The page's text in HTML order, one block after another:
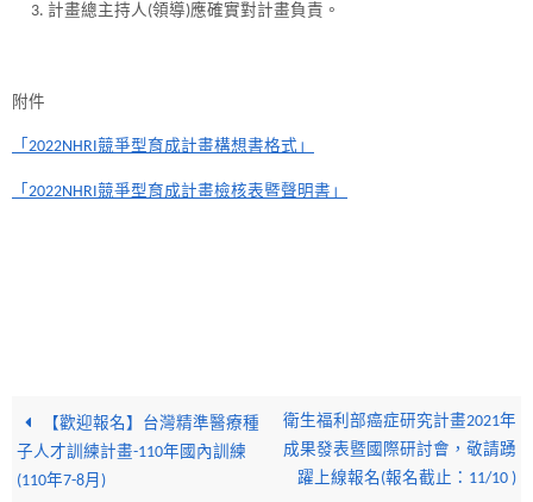
計畫總主持人(領導)應確實對計畫負責。
附件
「2022NHRI競爭型育成計畫構想書格式」
「2022NHRI競爭型育成計畫檢核表暨聲明書」
【歡迎報名】台灣精準醫療種
子人才訓練計畫-110年國內訓練
(110年7-8月)
衛生福利部癌症研究計畫2021年
成果發表暨國際研討會，敬請踴
躍上線報名(報名截止：11/10 )